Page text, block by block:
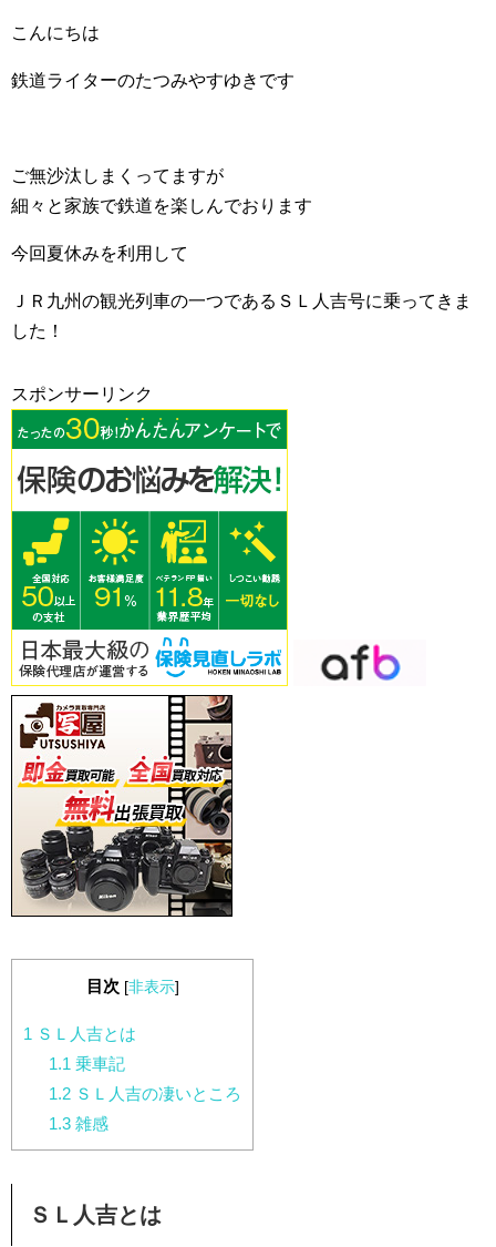
こんにちは
鉄道ライターのたつみやすゆきです
ご無沙汰しまくってますが
細々と家族で鉄道を楽しんでおります
今回夏休みを利用して
ＪＲ九州の観光列車の一つであるＳＬ人吉号に乗ってきま
した！
スポンサーリンク
目次 [非表示]
1 ＳＬ人吉とは
1.1 乗車記
1.2ＳＬ人吉の凄いところ
1.3雑感
ＳＬ人吉とは